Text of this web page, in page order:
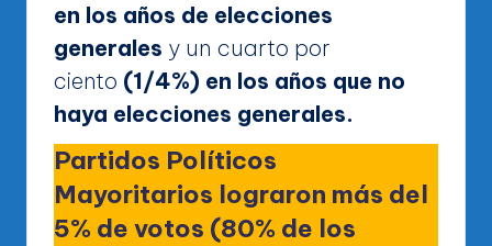
en los años de elecciones
generales y un cuarto por
ciento (1/4%) en los años que no
haya elecciones generales.
Partidos Políticos
Mayoritarios lograron más del
5% de votos (80% de los